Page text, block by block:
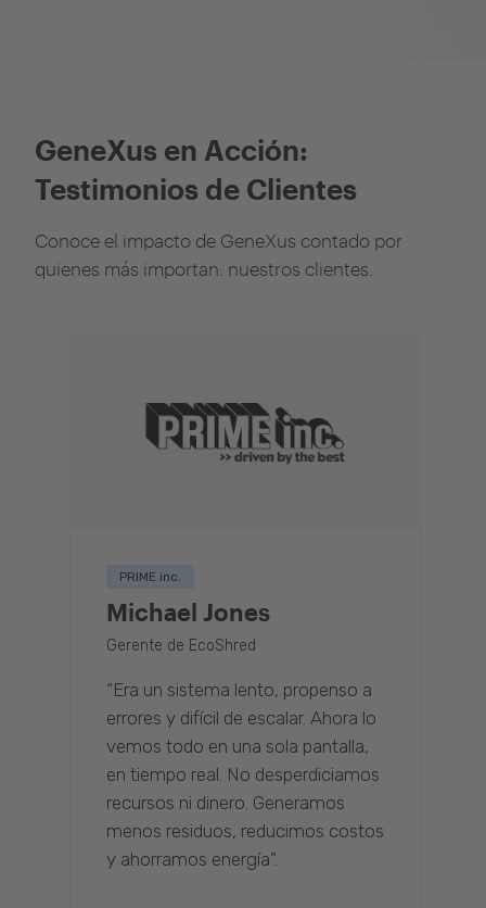
GeneXus en Acción:
Testimonios de Clientes
Conoce el impacto de GeneXus contado por
quienes más importan: nuestros clientes.
PRIME inc.
Michael Jones
Gerente de EcoShred
“Era un sistema lento, propenso a
errores y difícil de escalar. Ahora lo
vemos todo en una sola pantalla,
en tiempo real. No desperdiciamos
recursos ni dinero. Generamos
menos residuos, reducimos costos
y ahorramos energía".